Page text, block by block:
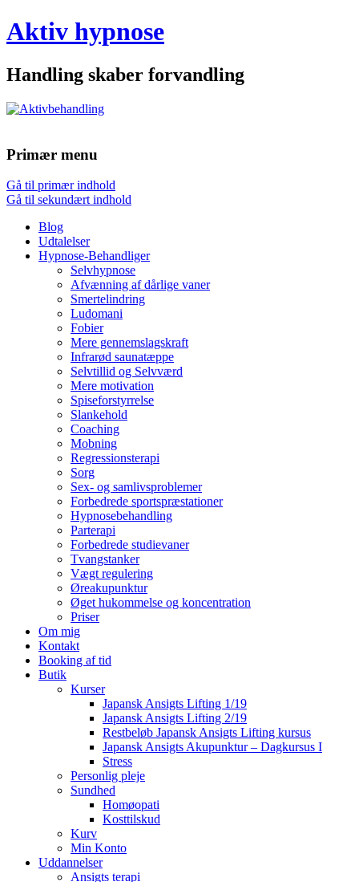
Aktiv hypnose
Handling skaber forvandling
Primær menu
Gå til primær indhold
Gå til sekundært indhold
Blog
Udtalelser
Hypnose-Behandliger
Selvhypnose
Afvænning af dårlige vaner
Smertelindring
Ludomani
Fobier
Mere gennemslagskraft
Infrarød saunatæppe
Selvtillid og Selvværd
Mere motivation
Spiseforstyrrelse
Slankehold
Coaching
Mobning
Regressionsterapi
Sorg
Sex- og samlivsproblemer
Forbedrede sportspræstationer
Hypnosebehandling
Parterapi
Forbedrede studievaner
Tvangstanker
Vægt regulering
Øreakupunktur
Øget hukommelse og koncentration
Priser
Om mig
Kontakt
Booking af tid
Butik
Kurser
Japansk Ansigts Lifting 1/19
Japansk Ansigts Lifting 2/19
Restbeløb Japansk Ansigts Lifting kursus
Japansk Ansigts Akupunktur – Dagkursus I
Stress
Personlig pleje
Sundhed
Homøopati
Kosttilskud
Kurv
Min Konto
Uddannelser
Ansigts terapi